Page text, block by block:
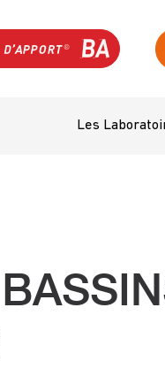
Les